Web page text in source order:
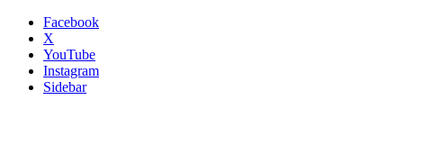
Facebook
X
YouTube
Instagram
Sidebar